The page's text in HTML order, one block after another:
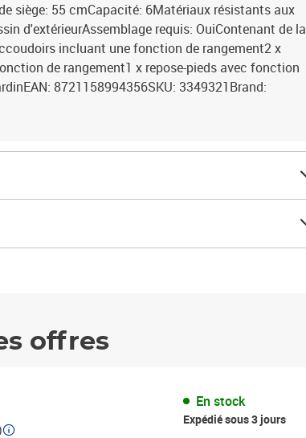
siège: 55 cmCapacité: 6Matériaux résistants aux
d'extérieurAssemblage requis: OuiContenant de la
incluant une fonction de rangement2 x
de rangement1 x repose-pieds avec fonction
8721158994356SKU: 3349321Brand:
offres
En stock
Expédié sous 3 jours